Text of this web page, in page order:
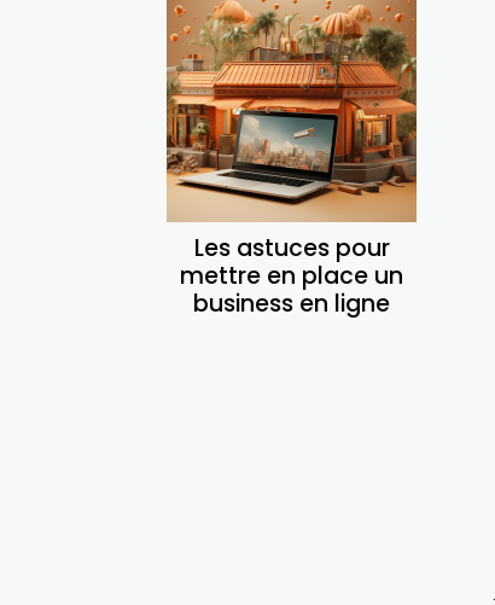
Les astuces pour
mettre en place un
business en ligne